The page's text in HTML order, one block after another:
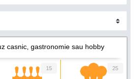
casnic, gastronomie sau hobby
15 25